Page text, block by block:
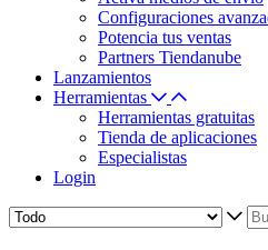
Configuraciones
Potencia tus ventas
Partners Tiendanube
Lanzamientos
Herramientas
Herramientas gratuitas
Tienda de aplicaciones
Especialistas
Login